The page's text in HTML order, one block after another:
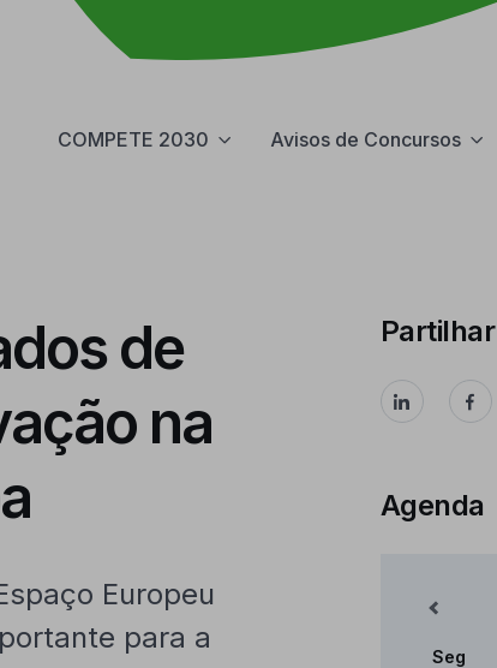
COMPETE 2030 Avisos de Concursos
de
na
Europeu
para a
Partilhar
Agenda
Mês Anterior
Seg